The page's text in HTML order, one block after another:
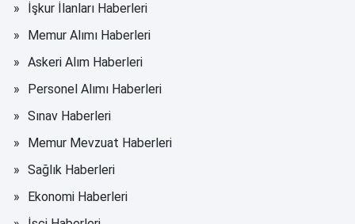
İşkur İlanları Haberleri
Memur Alımı Haberleri
Askeri Alım Haberleri
Personel Alımı Haberleri
Sınav Haberleri
Memur Mevzuat Haberleri
Sağlık Haberleri
Ekonomi Haberleri